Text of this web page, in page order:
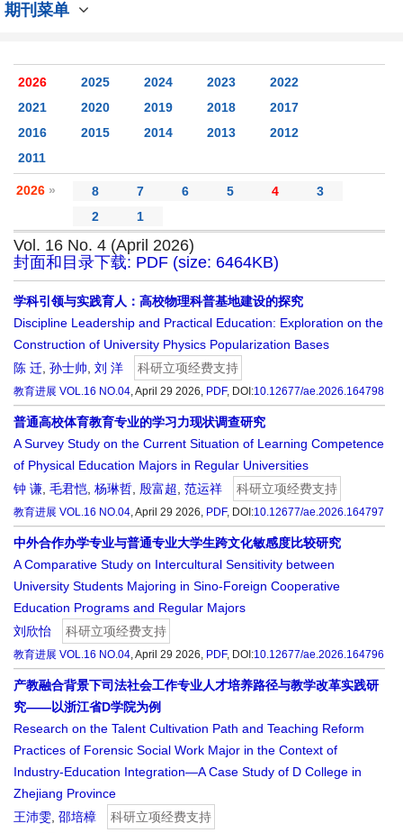
期刊菜单
2026 2025 2024 2023
2022
2021
2020 2019 2018
2017
2016
2015 2014 2013
2012
2011
2026 » 8 7 6 5 4
3
2
1
Vol. 16 No. 4 (April 2026)
封面和目录下载: PDF (size: 6464KB)
学科引领与实践育人：高校物理科普基地建设的探究
Discipline Leadership and Practical Education: Exploration on the
Construction of University Physics Popularization Bases
陈 迁 孙士帅 刘 洋 科研立项经费支持
教育进展 VOL.16 NO.04, April 29 2026, PDF, DOI:10.12677/ae.2026.164798
普通高校体育教育专业的学习力现状调查研究
A Survey Study on the Current Situation of Learning Competence
of Physical Education Majors in Regular Universities
钟 谦 毛君恺 杨琳哲 殷富超 范运祥 科研立项经费支持
教育进展 VOL.16 NO.04, April 29 2026, PDF, DOI:10.12677/ae.2026.164797
中外合作办学专业与普通专业大学生跨文化敏感度比较研究
A Comparative Study on Intercultural Sensitivity between
University Students Majoring in Sino-Foreign Cooperative
Education Programs and Regular Majors
刘欣怡
科研立项经费支持
教育进展 VOL.16 NO.04, April 29 2026, PDF, DOI:10.12677/ae.2026.164796
产教融合背景下司法社会工作专业人才培养路径与教学改革实践研
究——以浙江省D学院为例
Research on the Talent Cultivation Path and Teaching Reform
Practices of Forensic Social Work Major in the Context of
Industry-Education Integration—A Case Study of D College in
Zhejiang Province
王沛雯 邵培樟 科研立项经费支持